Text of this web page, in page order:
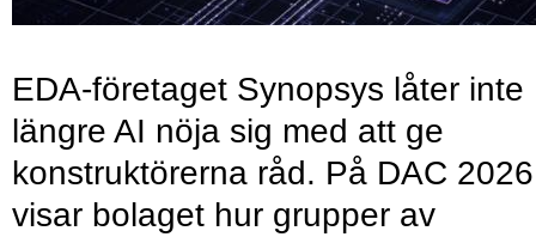
EDA-företaget Synopsys låter inte
längre AI nöja sig med att ge
konstruktörerna råd. På DAC 2026
visar bolaget hur grupper av